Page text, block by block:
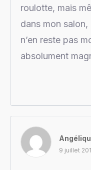
roulotte, mais
dans mon
n’en reste pas
absolument
9 juillet